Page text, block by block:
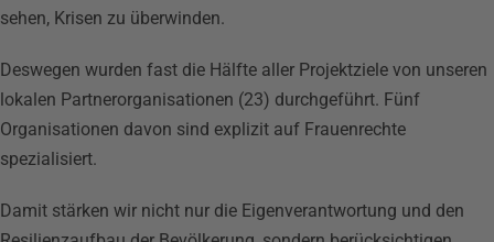
sehen, Krisen zu überwinden.
Deswegen wurden fast die Hälfte aller Projektziele von unseren
lokalen Partnerorganisationen (23) durchgeführt. Fünf
Organisationen davon sind explizit auf Frauenrechte
spezialisiert.
Damit stärken wir nicht nur die Eigenverantwortung und den